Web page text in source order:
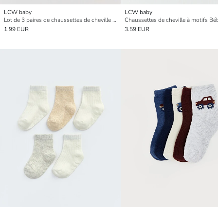
LCW baby
Lot de 3 paires de chaussettes de cheville pour bébé fille
1.99 EUR
LCW baby
3.59 EUR